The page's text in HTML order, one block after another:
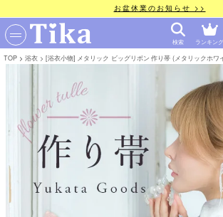
お盆休業のお知らせ >>
検索 ランキング
TOP 浴衣 [浴衣小物] メタリック ビッグリボン 作り帯 (メタリックホワ